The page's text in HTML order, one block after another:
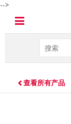
-->
查看所有产品